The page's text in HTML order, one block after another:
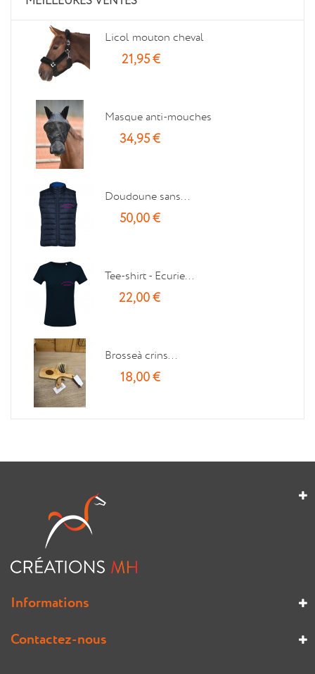
Licol mouton cheval
21,95 €
Masque anti-mouches
34,95 €
Doudoune sans...
50,00 €
Tee-shirt - Ecurie...
22,00 €
Brosseà crins...
18,00 €
Informations
Contactez-nous